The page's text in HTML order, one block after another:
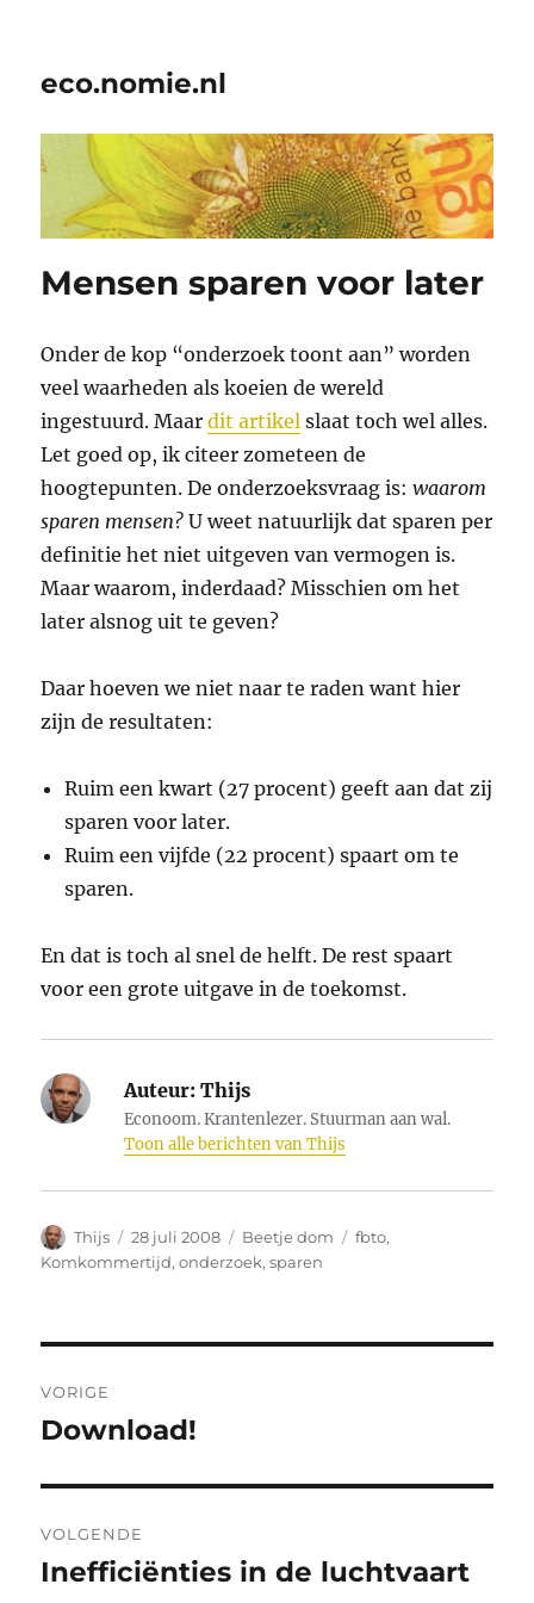
eco.nomie.nl
Mensen sparen voor later
Onder de kop “onderzoek toont aan” worden
veel waarheden als koeien de wereld
ingestuurd. Maardit artikel slaat toch wel alles.
Let goed op, ik citeer zometeen de
hoogtepunten. De onderzoeksvraag is:waarom
sparen mensen? U weet natuurlijk dat sparen per
definitie het niet uitgeven van vermogen is.
Maar waarom, inderdaad? Misschien om het
later alsnog uit te geven?
Daar hoeven we niet naar te raden want hier
zijn de resultaten:
Ruim een kwart (27 procent) geeft aan dat zij
sparen voor later.
Ruim een vijfde (22 procent) spaart om te
sparen.
En dat is toch al snel de helft. De rest spaart
voor een grote uitgave in de toekomst.
Auteur: Thijs
Econoom. Krantenlezer. Stuurman aan wal.
Toon alle berichten van Thijs
Auteur
Thijs
Geplaatst
op
28 juli 2008 Categorieën
Beetje dom Tags
fbto,
Komkommertijd,onderzoek,sparen
navigatie
VORIGE
Vorig
Download!
VOLGENDE
Volgend
Inefficiënties in de luchtvaart